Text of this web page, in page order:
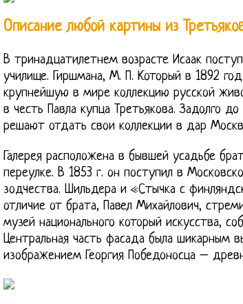
Описание любой картины из
В тринадцатилетнем возрасте Исаак
училище. Гиршмана, М. П. Который в 1892
крупнейшую в мире коллекцию русской
в честь Павла купца Третьякова. Задолго
решают отдать свои коллекции в дар
Галерея расположена в бывшей усадьбе
переулке. В 1853 г. он поступил в
зодчества. Шильдера и «Стычка с
отличие от брата, Павел Михайлович,
музей национального который искусства,
Центральная часть фасада была шикарным
изображением Георгия Победоносца –